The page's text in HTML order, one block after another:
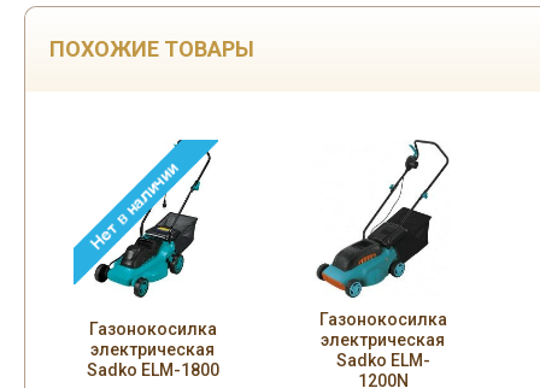
ПОХОЖИЕ ТОВАРЫ
Газонокосилка
электрическая
Sadko ELM-1800
Газонокосилка
электрическая
Sadko ELM-
1200N